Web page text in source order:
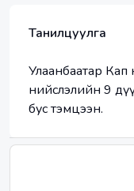
Танилцуулга
Улаанбаатар
нийслэлийн 9
бус тэмцээн.